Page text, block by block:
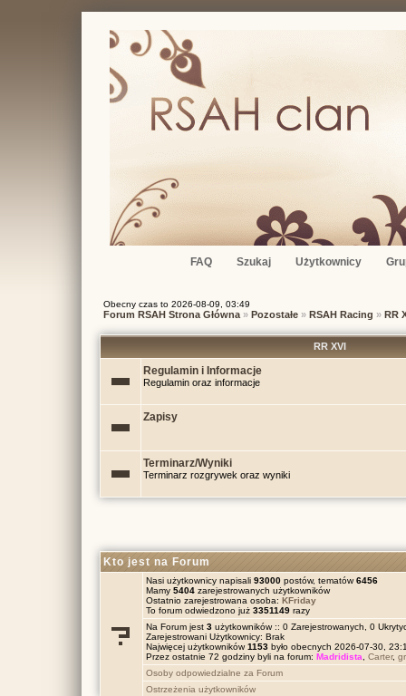
FAQ Szukaj Użytkownicy
Obecny czas to 2026-08-09, 03:49
Forum RSAH Strona Główna » Pozostałe » RSAH Racing » RR
RR XVI
Regulamin i Informacje
Regulamin oraz informacje
Zapisy
Terminarz/Wyniki
Terminarz rozgrywek oraz wyniki
Kto jest na Forum
Nasi użytkownicy napisali 93000 postów, tematów6456
Mamy 5404 zarejestrowanych użytkowników
Ostatnio zarejestrowana osoba: KFriday
To forum odwiedzono już 3351149 razy
Na Forum jest 3 użytkowników :: 0 Zarejestrowanych, 0
Zarejestrowani Użytkownicy: Brak
Najwięcej użytkowników1153 było obecnych 2026-07-30,
Przez ostatnie 72 godziny byli na forum: Madridista Carter,
Osoby odpowiedzialne za Forum
Ostrzeżenia użytkowników